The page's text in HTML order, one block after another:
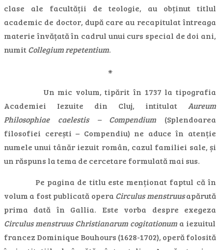
clase ale facultății de teologie, au obținut titlul
academic de doctor, după care au recapitulat întreaga
materie învățată în cadrul unui curs special de doi ani,
numitCollegiumrepetentium.
⁕
Un mic volum, tipărit în 1737 la tipografia
Academiei Iezuite din Cluj, intitulat Aureum
Philosophiae caelestis – Compendium (Splendoarea
filosofiei cerești – Compendiu) ne aduce în atenție
numele unui tânăr iezuit român, cazul familiei sale, și
un răspuns la tema de cercetare formulată mai sus.
Pe pagina de titlu este menționat faptul că în
volum a fost publicată opera Circulus menstruusapărută
prima dată în Gallia. Este vorba despre exegeza
Circulus menstruus Christianarum cogitationum a iezuitul
francez Dominique Bouhours (1628-1702), operă folosită